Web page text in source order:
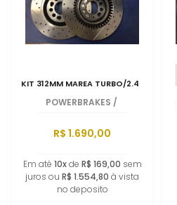
KIT 312MM MAREA TURBO/2.4
POWERBRAKES /
R$ 1.690,00
Em até 10xde R$ 169,00 sem
juros ou R$ 1.554,80 à vista
no deposito